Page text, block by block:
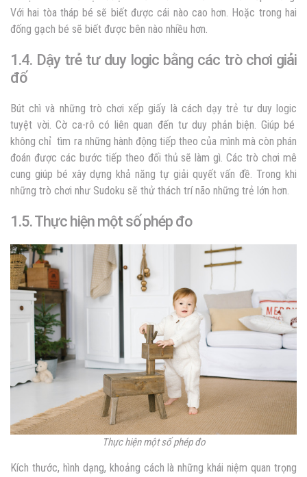
Với hai tòa tháp bé sẽ biết được cái nào cao hơn. Hoặc trong hai
đống gạch bé sẽ biết được bên nào nhiều hơn.
1.4. Dậy trẻ tư duy logic bằng các trò chơi giải
đố
Bút chì và những trò chơi xếp giấy là cách dạy trẻ tư duy logic
tuyệt vời. Cờ ca-rô có liên quan đến tư duy phản biện. Giúp bé
không chỉ tìm ra những hành động tiếp theo của mình mà còn phán
đoán được các bước tiếp theo đối thủ sẽ làm gì. Các trò chơi mê
cung giúp bé xây dựng khả năng tự giải quyết vấn đề. Trong khi
những trò chơi như Sudoku sẽ thử thách trí não những trẻ lớn hơn.
1.5. Thực hiện một số phép đo
Thực hiện một số phép đo
Kích thước, hình dạng, khoảng cách là những khái niệm quan trọng